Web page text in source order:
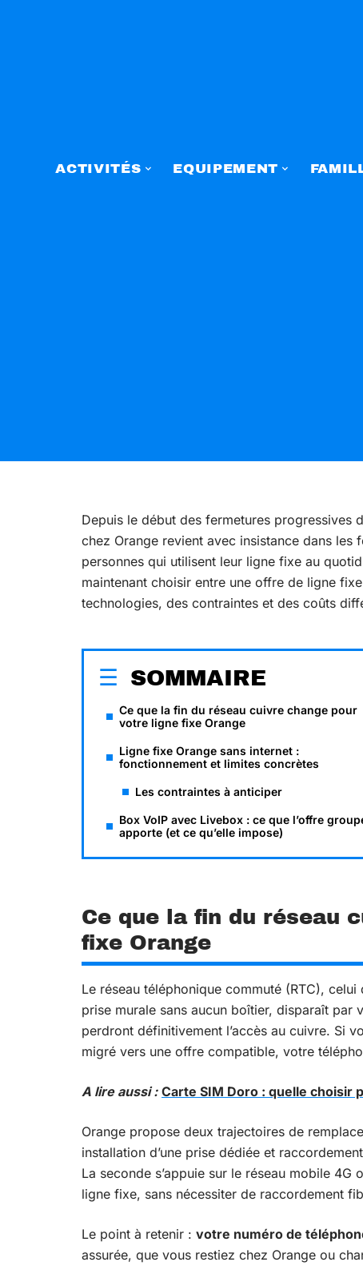
ACTIVITÉS EQUIPEMENT
Depuis le début des fermetures progressives
chez Orange revient avec insistance dans
personnes qui utilisent leur ligne fixe au
maintenant choisir entre une offre de ligne
technologies, des contraintes et des coûts
SOMMAIRE
Ce que la fin du réseau cuivre change pour
votre ligne fixe Orange
Ligne fixe Orange sans internet :
fonctionnement et limites concrètes
Les contraintes à anticiper
Box VoIP avec Livebox : ce que l’offre
apporte (et ce qu’elle impose)
Ce que la fin du réseau
fixe Orange
Le réseau téléphonique commuté (RTC),
prise murale sans aucun boîtier, disparaît par
perdront définitivement l’accès au cuivre. Si
migré vers une offre compatible, votre
A lire aussi : Carte SIM Doro : quelle choisir
Orange propose deux trajectoires de
installation d’une prise dédiée et
La seconde s’appuie sur le réseau mobile
ligne fixe, sans nécessiter de raccordement
Le point à retenir : votre numéro de
assurée, que vous restiez chez Orange ou